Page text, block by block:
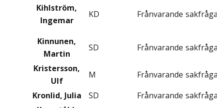
Kihlström,
Ingemar
KD Frånvarande
Kinnunen,
Martin
SD Frånvarande
Kristersson,
Ulf
M Frånvarande
Kronlid, Julia
SD Frånvarande